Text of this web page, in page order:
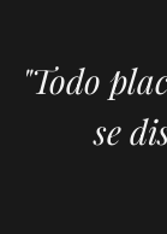
"Todo
se